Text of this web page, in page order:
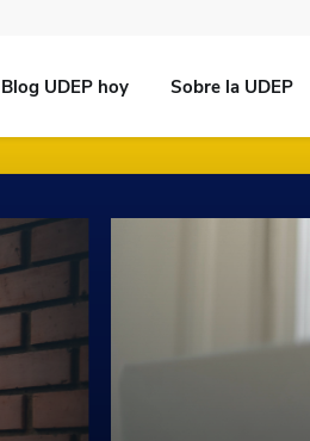
Blog UDEP hoy Sobre la UDEP